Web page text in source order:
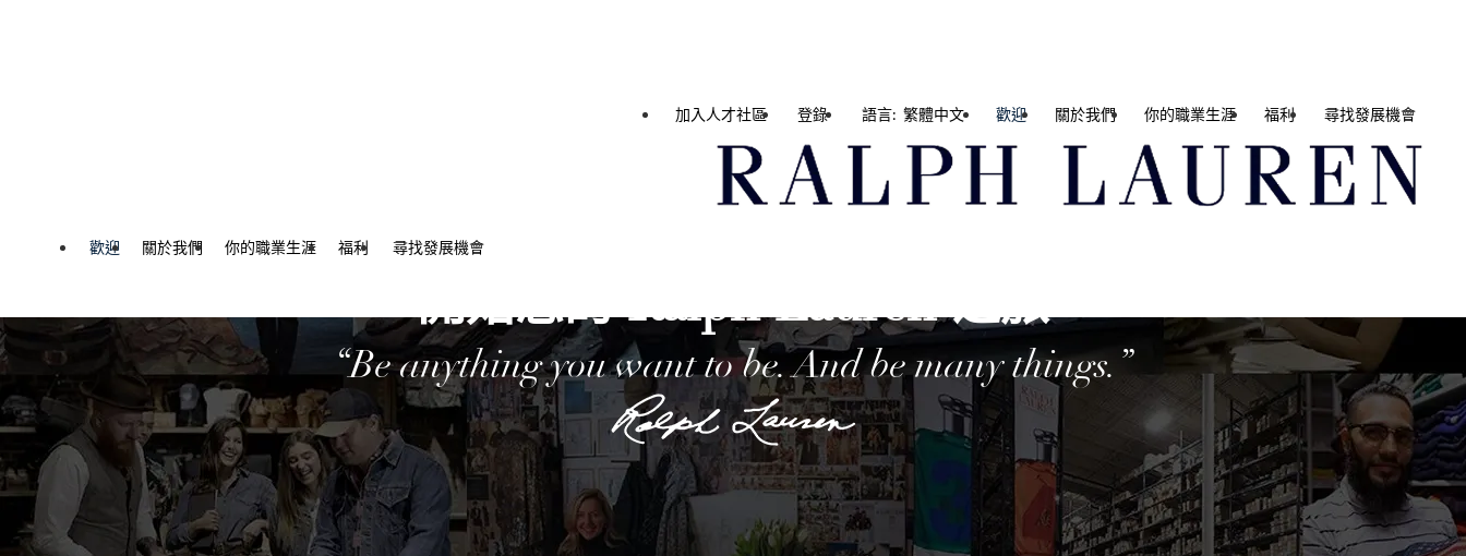
歡迎 關於我們 你的職業生涯 福利 尋找發展機會
加入人才社區 登錄 語言: 繁體中文 歡迎 關於我們 你的職業生涯 福利 尋找發展機會
開始您的 Ralph Lauren 之旅
“Be anything you want to be. And be many things.”